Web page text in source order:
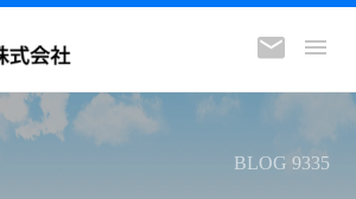
BLOG 9335